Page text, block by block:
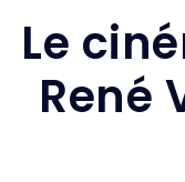
Le
René